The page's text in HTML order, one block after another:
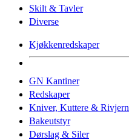
Skilt & Tavler
Diverse
Kjøkkenredskaper
GN Kantiner
Redskaper
Kniver, Kuttere & Rivjern
Bakeutstyr
Dørslag & Siler